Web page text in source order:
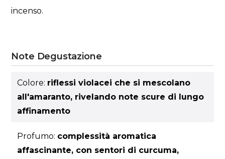
incenso.
Note Degustazione
Colore: riflessi violacei che si mescolano
all'amaranto, rivelando note scure di lungo
affinamento
Profumo: complessità aromatica
affascinante, con sentori di curcuma,